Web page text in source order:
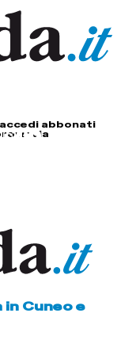
accedi abbonati
Cuneo e